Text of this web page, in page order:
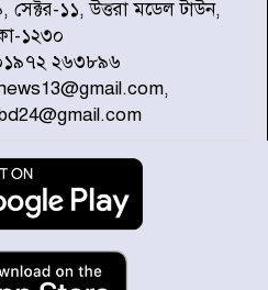
৭ ঘণ্টা পর ঢাকা-ময়মনসিংহ
চলাচল স্বাভাবিক
নরওয়ে ফুটবল প্রধানের
বৃষ্টির সতর্কবার্তা, ১০
বন্যার পূর্বাভাস
১১, উত্তরা মডেল টাউন,
১২৩০
২৬৩৮৯৬